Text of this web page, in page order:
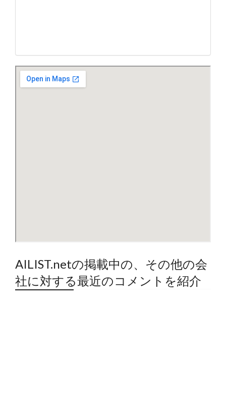
AILIST.netの掲載中の、その他の会
社に対する最近のコメントを紹介